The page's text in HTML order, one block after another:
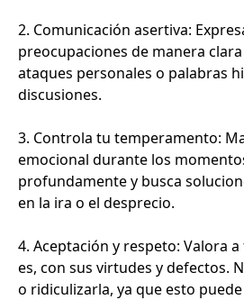
2. Comunicación asertiva:
preocupaciones de manera
ataques personales o palabras
discusiones.
3. Controla tu temperamento:
emocional durante los
profundamente y busca
en la ira o el desprecio.
4. Aceptación y respeto: Valora
es, con sus virtudes y defectos.
o ridiculizarla, ya que esto